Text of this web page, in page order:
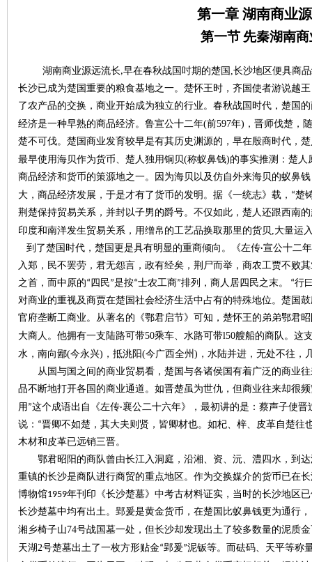
第一章 湖南商业
第一节 先秦湖南商
湖南商业源远流长,早在春秋战国吋期的楚国 ,长沙地区便具商
长沙已成为楚国重要的粮食基地之一。楚怀王时，齐国使者游说越
了农产品的交换，商业开始成为独立的行业。春秋战国时代，楚国
经济是一种早熟的商品经济。鲁宣公十二年(前597年) ，晋师伐楚，
楚不可伐。楚国商业发育较早是有其历史渊源的，早在殷商时代，
最早使用海贝作为货币、楚人独用铜贝(称蚁鼻钱)的事实推测：楚人
商品经济和货币的策源地之一。因为海贝以及仿自外来海贝的蚁鼻
大，商品经济发展，于是才有了货币的发明。据《一统志》载，“楚
荆楚保持贸易关系，并封以子男的爵号。不仅如此，楚人还跟西南
印度和南洋发生贸易关系，用缯帛的工艺品换取那里的货贝,大量运
到了楚国时代，楚国更是具有明显的重商倾向。《左传·宣公十二
入郑，民不罢劳，君无怨言，政有经矣，荆尸而举，商农工贾不败
之首，而中原的“四民”是按“士农工商”排列，商人居四民之末。 “
对商业的重视及商贾在楚国社会经济生活中占有的特殊地位。楚国
官府垄断工商业。从著名的《鄂君启节》可知，楚怀王的弟弟鄂君
大商人。他拥有一支陆路可带50乘车、水路可带l50艘船的商队。这
水，南向鄙(今永兴) ，抵洮阳(今广西全州 ) ，水陆并进，无处不往，
从国与国之间的商业贸易看，楚国与各诸侯国有着广泛的商业
品不断地打开各国的商业通道。如晋楚虽为世仇，但商业往来却很
用”这个成语出自《左传·襄公二十六年》，最初讲的是：蔡声子使
说：“晋卿不如楚，其大夫则贤，皆卿材也。如杞、梓、皮革自楚往
木材和皮革已远销三晋。
鄂君昭阳的商队曾由长江入洞庭，沿湘、资、沅、澧四水，到
重镇的长沙是商队进行商贸的重点地区。作为交换媒介的货币已在
博物馆1959年刊印《长沙楚墓》中考古材料证实，当时的长沙地区
长沙楚墓中均有出土。郢爰是黄金货币，在楚国比蚁鼻钱更为通行
湘乡椅子山74号战国墓一处，但长沙却发现出土了较多数量的泥质
天湖2号楚墓出土了一枚方形贴金“郢爰”泥钣等。而砝码、天平等称